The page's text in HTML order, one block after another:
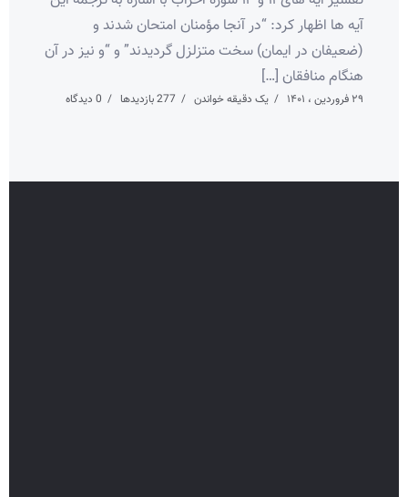
آیه ها اظهار کرد: “در آنجا مؤمنان امتحان شدند و
(ضعیفان در ایمان) سخت متزلزل گردیدند” و “و نیز در آن
هنگام منافقان […]
۲۹ فروردین ، ۱۴۰۱ یک دقیقه خواندن 277 بازدیدها 0 دیدگاه